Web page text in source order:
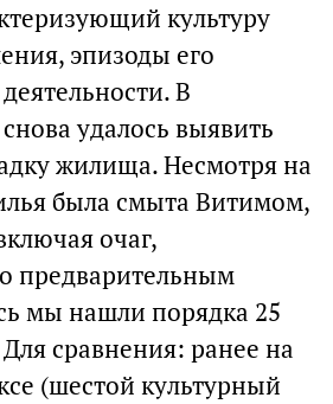
культуру
эпизоды его
В
удалось выявить
жилища. Несмотря на
была смыта Витимом,
очаг,
предварительным
мы нашли порядка 25
сравнения: ранее на
(шестой культурный